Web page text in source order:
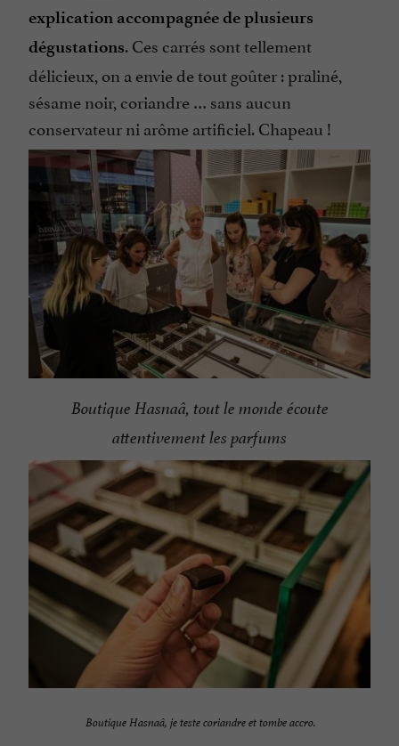
explication accompagnée de plusieurs
dégustations. Ces carrés sont tellement
délicieux, on a envie de tout goûter : praliné,
sésame noir, coriandre … sans aucun
conservateur ni arôme artificiel. Chapeau !
Boutique Hasnaâ, tout le monde écoute
attentivement les parfums
Boutique Hasnaâ, je teste coriandre et tombe accro.